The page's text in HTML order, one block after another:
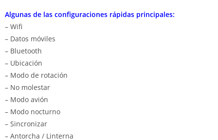
Algunas de las configuraciones rápidas principales:
– Wifi
– Datos móviles
– Bluetooth
– Ubicación
– Modo de rotación
– No molestar
– Modo avión
– Modo nocturno
– Sincronizar
– Antorcha / Linterna